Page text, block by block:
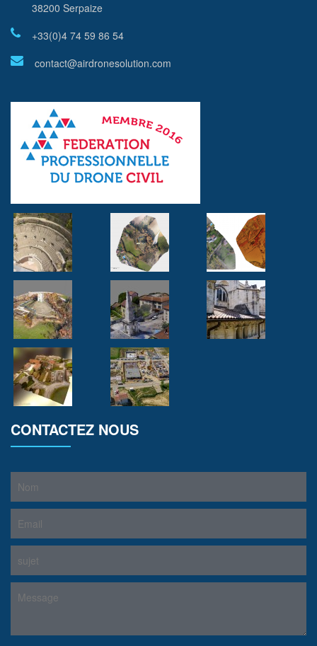
38200 Serpaize
+33(0)4 74 59 86 54
contact@airdronesolution.com
CONTACTEZ NOUS